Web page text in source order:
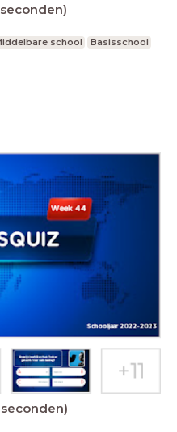
school
Basisschool